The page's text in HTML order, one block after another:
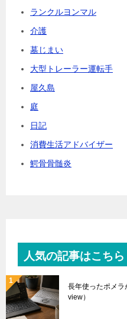
ランクルヨンマル
介護
墓じまい
大型トレーラー運転手
屋久島
庭
日記
消費生活アドバイザー
鰐骨骨髄炎
人気の記事はこちら
長年使ったポメ
view）